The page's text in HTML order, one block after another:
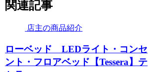
関連記事
店主の商品紹介
ローベッド LEDライト・コンセ
ント・フロアベッド【Tessera】テ